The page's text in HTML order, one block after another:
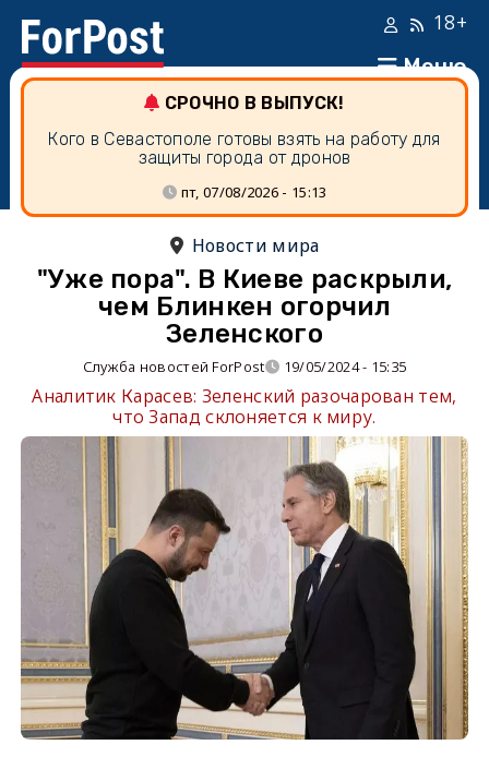
Меню
18+
СРОЧНО В ВЫПУСК!
Кого в Севастополе готовы взять на работу для
защиты города от дронов
пт, 07/08/2026 - 15:13
Новости мира
"Уже пора". В Киеве раскрыли,
чем Блинкен огорчил
Зеленского
Служба новостей ForPost 19/05/2024 - 15:35
Аналитик Карасев: Зеленский разочарован тем,
что Запад склоняется к миру.